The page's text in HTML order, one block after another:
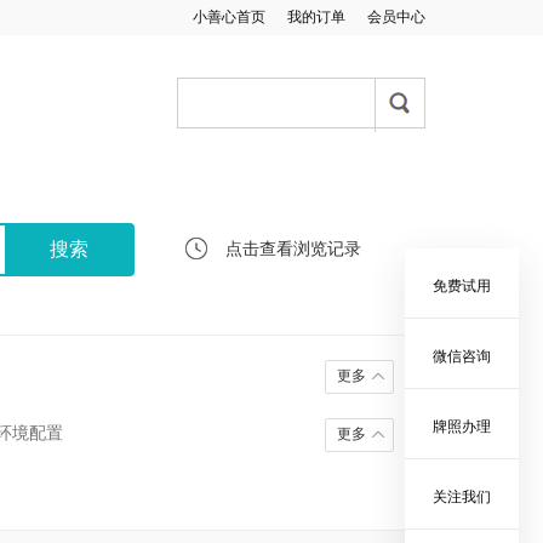
小善心首页 我的订单 会员中心
点击查看浏览记录
更多
境配置 更多
免费试用
微信咨询
牌照办理
关注我们